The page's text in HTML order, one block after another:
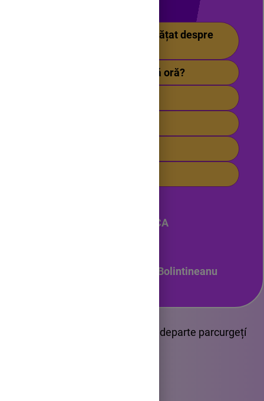
1. Să ne amintim ce am învățat despre
2. Ce vom învăța în această oră?
Nume autor: MARIN ROMICA
Liceul Tehnologic Dimitrie Bolintineanu
ATENȚIE! Pentru a merge mai departe parcurgețí